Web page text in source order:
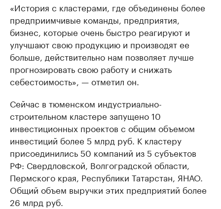
«История с кластерами, где объединены более
предприимчивые команды, предприятия,
бизнес, которые очень быстро реагируют и
улучшают свою продукцию и производят ее
больше, действительно нам позволяет лучше
прогнозировать свою работу и снижать
себестоимость», — отметил он.
Сейчас в тюменском индустриально-
строительном кластере запущено 10
инвестиционных проектов с общим объемом
инвестиций более 5 млрд руб. К кластеру
присоединились 50 компаний из 5 субъектов
РФ: Свердловской, Волгоградской области,
Пермского края, Республики Татарстан, ЯНАО.
Общий объем выручки этих предприятий более
26 млрд руб.